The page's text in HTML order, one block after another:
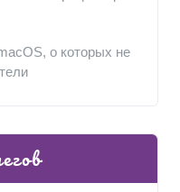
о которых не